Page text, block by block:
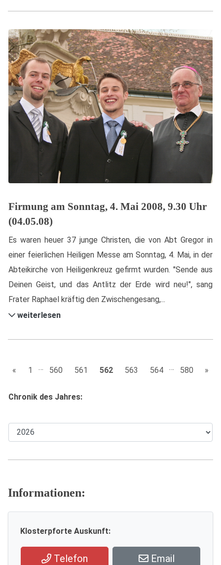
Firmung am Sonntag, 4. Mai 2008, 9.30 Uhr
(04.05.08)
Es waren heuer 37 junge Christen, die von Abt Gregor in
einer feierlichen Heiligen Messe am Sonntag, 4. Mai, in der
Abteikirche von Heiligenkreuz gefirmt wurden. "Sende aus
Deinen Geist, und das Antlitz der Erde wird neu!", sang
Frater Raphael kräftig den Zwischengesang,...
weiterlesen
« 1 … 560 561 562 563 564 … 580 »
Chronik des Jahres:
Informationen:
Klosterpforte Auskunft:
Telefon Email